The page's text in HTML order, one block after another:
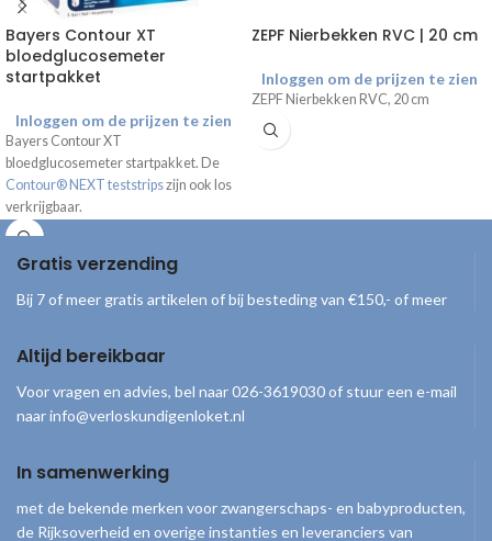
Bayers Contour XT
bloedglucosemeter
startpakket
Inloggen om de prijzen te zien
Bayers Contour XT
bloedglucosemeter startpakket. De
Contour® NEXT teststripszijn ook los
verkrijgbaar.
ZEPF Nierbekken RVC | 20 cm
Inloggen om de prijzen te zien
ZEPF Nierbekken RVC, 20 cm
Gratis verzending
Bij 7 of meer gratis artikelen of bij besteding van €150,- of meer
Altijd bereikbaar
Voor vragen en advies, bel naar 026-3619030 of stuur een e-mail
naar info@verloskundigenloket.nl
In samenwerking
met de bekende merken voor zwangerschaps- en babyproducten,
de Rijksoverheid en overige instanties en leveranciers van